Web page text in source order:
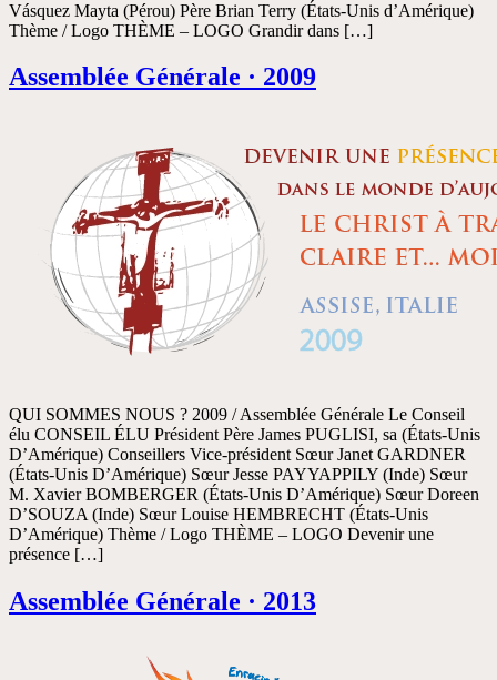
Vásquez Mayta (Pérou) Père Brian Terry (États-Unis d’Amérique)
Thème / Logo THÈME – LOGO Grandir dans […]
Assemblée Générale · 2009
QUI SOMMES NOUS ? 2009 / Assemblée Générale Le Conseil
élu CONSEIL ÉLU Président Père James PUGLISI, sa (États-Unis
D’Amérique) Conseillers Vice-président Sœur Janet GARDNER
(États-Unis D’Amérique) Sœur Jesse PAYYAPPILY (Inde) Sœur
M. Xavier BOMBERGER (États-Unis D’Amérique) Sœur Doreen
D’SOUZA (Inde) Sœur Louise HEMBRECHT (États-Unis
D’Amérique) Thème / Logo THÈME – LOGO Devenir une
présence […]
Assemblée Générale · 2013